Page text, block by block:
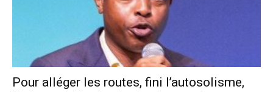
Pour alléger les routes, fini l’autosolisme,